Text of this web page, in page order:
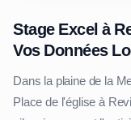
Stage Excel à
Vos Données
Dans la plaine de la
Place de l'église à